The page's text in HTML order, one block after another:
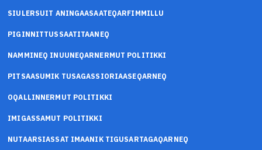
SIULERSUIT ANINGAASAATEQARFIMMILLU
PIGINNITTUSSAATITAANEQ
NAMMINEQ INUUNEQARNERMUT POLITIKKI
PITSAASUMIK TUSAGASSIORIAASEQARNEQ
OQALLINNERMUT POLITIKKI
IMIGASSAMUT POLITIKKI
NUTAARSIASSAT IMAANIK TIGUSARTAGAQARNEQ